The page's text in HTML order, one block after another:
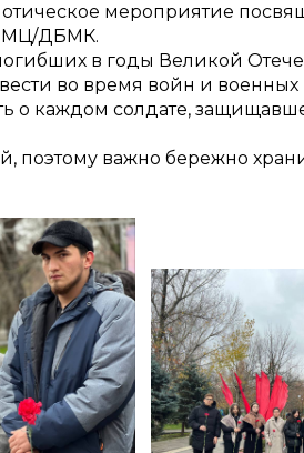
мероприятие
ММЦ/ДБМК.
в годы Великой
во время войн и военных
о каждом солдате,
поэтому важно бережно